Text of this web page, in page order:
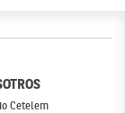
Cetelem